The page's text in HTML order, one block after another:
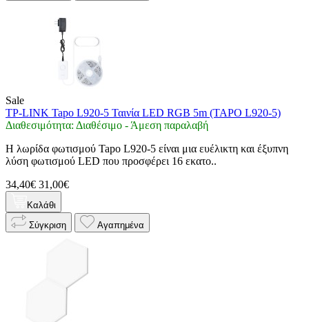
Sale
TP-LINK Tapo L920-5 Ταινία LED RGB 5m (TAPO L920-5)
Διαθεσιμότητα: Διαθέσιμο - Άμεση παραλαβή
Η λωρίδα φωτισμού Tapo L920-5 είναι μια ευέλικτη και έξυπνη
λύση φωτισμού LED που προσφέρει 16 εκατο..
34,40€ 31,00€
Καλάθι
Σύγκριση
Αγαπημένα